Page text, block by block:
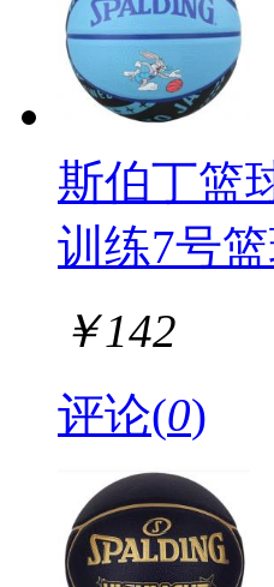
斯伯丁篮
训练7号
￥142
评论(0)